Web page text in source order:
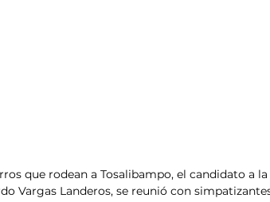
que rodean a Tosalibampo, el candidato a
Vargas Landeros, se reunió con